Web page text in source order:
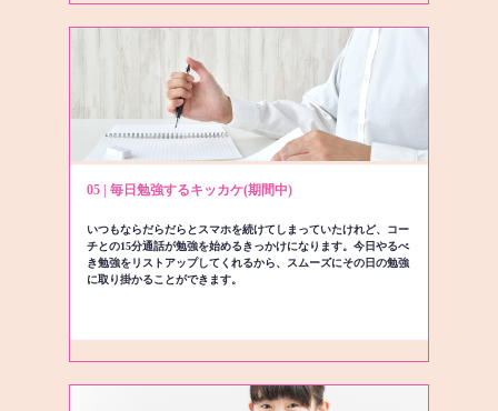
05 | 毎日勉強するキッカケ(期間中)
いつもならだらだらとスマホを続けてしまっていたけれど、コー
チとの15分通話が勉強を始めるきっかけになります。今日やるべ
き勉強をリストアップしてくれるから、スムーズにその日の勉強
に取り掛かることができます。